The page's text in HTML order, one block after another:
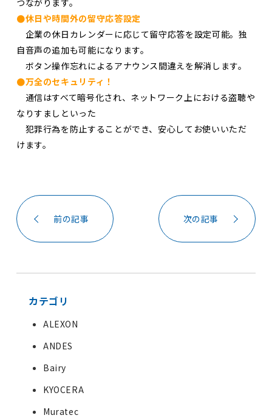
つながります。
●休日や時間外の留守応答設定
企業の休日カレンダーに応じて留守応答を設定可能。独
自音声の追加も可能になります。
ボタン操作忘れによるアナウンス間違えを解消します。
●万全のセキュリティ！
通信はすべて暗号化され、ネットワーク上における盗聴や
なりすましといった
犯罪行為を防止することができ、安心してお使いいただ
けます。
前の記事 次の記事
カテゴリ
ALEXON
ANDES
Bairy
KYOCERA
Muratec